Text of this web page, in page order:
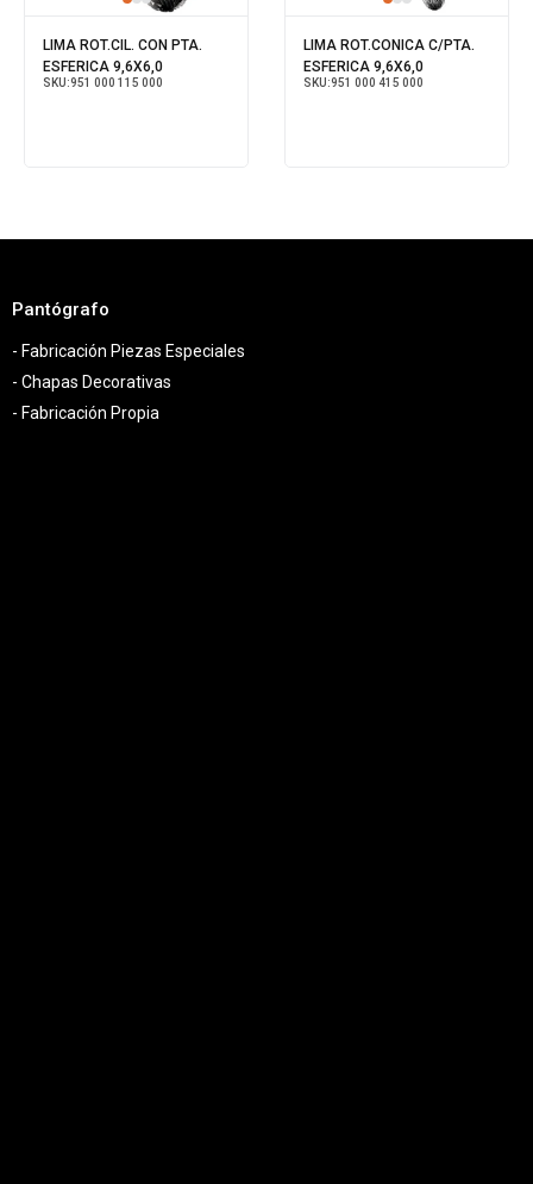
LIMA ROT.CIL. CON PTA.
ESFERICA 9,6X6,0
SKU:951 000 115 000
LIMA ROT.CONICA C/PTA.
ESFERICA 9,6X6,0
SKU:951 000 415 000
Pantógrafo
- Fabricación Piezas Especiales
- Chapas Decorativas
- Fabricación Propia